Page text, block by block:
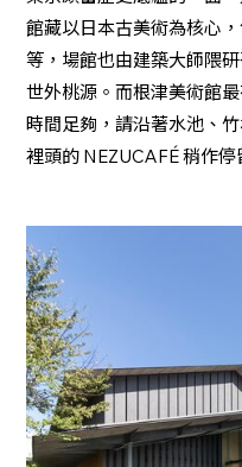
館藏以日本古美術為核心
等，場館也由建築大師隈
世外桃源。而根津美術館
時間足夠，請沿著水池、
裡頭的 NEZUCAFÉ 稍作停